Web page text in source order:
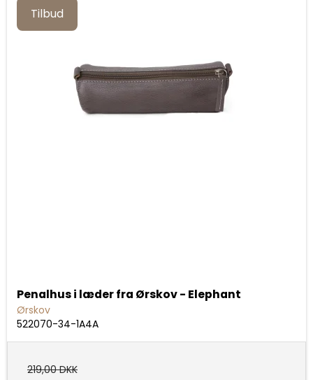
Tilbud
Penalhus i læder fra Ørskov - Elephant
Ørskov
522070-34-1A4A
219,00 DKK